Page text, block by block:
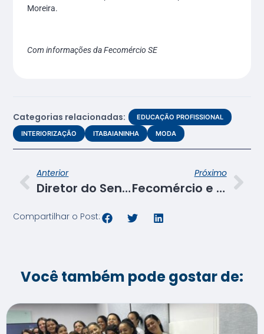
Moreira.
Com informações da Fecomércio SE
Categorias relacionadas:
EDUCAÇÃO PROFISSIONAL
INTERIORIZAÇÃO
ITABAIANINHA MODA
Anterior
Diretor do Senac recebe visita institucional do prefeito de Malhada dos Bois
Próximo
Fecomércio e Senac dialogam com Prefeitura de Estância sobre a unidade do Senac que será construída no município
Compartilhar o Post:
Você também pode gostar de: